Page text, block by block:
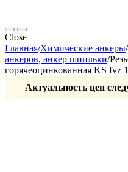
Close
Главная/Химические анкеры/
анкеров, анкер шпильки/
горячеоцинкованная KS fvz
Актуальность цен